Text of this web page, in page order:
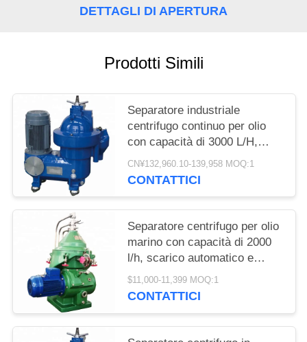
PRIVACYDETTAGLI DI APERTURA
Prodotti Simili
Separatore industriale
centrifugo continuo per olio
con capacità di 3000 L/H,
scarico automatico e struttura
stabile
CN¥132,960.10-139,958 MOQ:1
CONTATTICI
Separatore centrifugo per olio
marino con capacità di 2000
l/h, scarico automatico e
struttura stabile
$11,000-11,399 MOQ:1
CONTATTICI